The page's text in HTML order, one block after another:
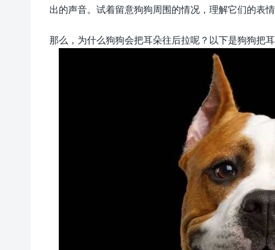
出的声音。试着留意狗狗周围的情况，理解它们的表情
那么，为什么狗狗会把耳朵往后拉呢？以下是狗狗把